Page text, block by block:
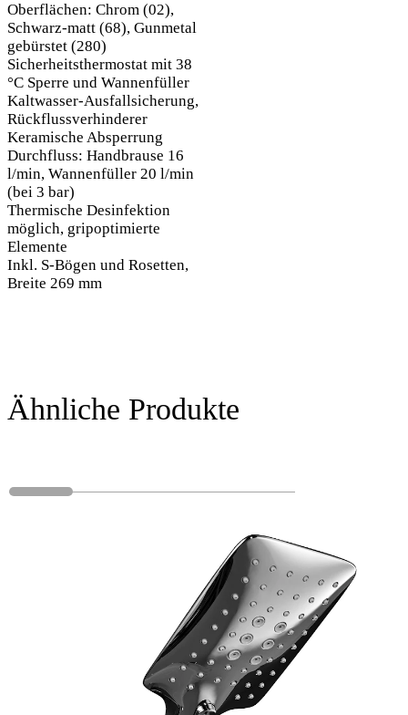
Oberflächen: Chrom (02),
Schwarz-matt (68), Gunmetal
gebürstet (280)
Sicherheitsthermostat mit 38
°C Sperre und Wannenfüller
Kaltwasser-Ausfallsicherung,
Rückflussverhinderer
Keramische Absperrung
Durchfluss: Handbrause 16
l/min, Wannenfüller 20 l/min
(bei 3 bar)
Thermische Desinfektion
möglich, gripoptimierte
Elemente
Inkl. S-Bögen und Rosetten,
Breite 269 mm
Ähnliche Produkte